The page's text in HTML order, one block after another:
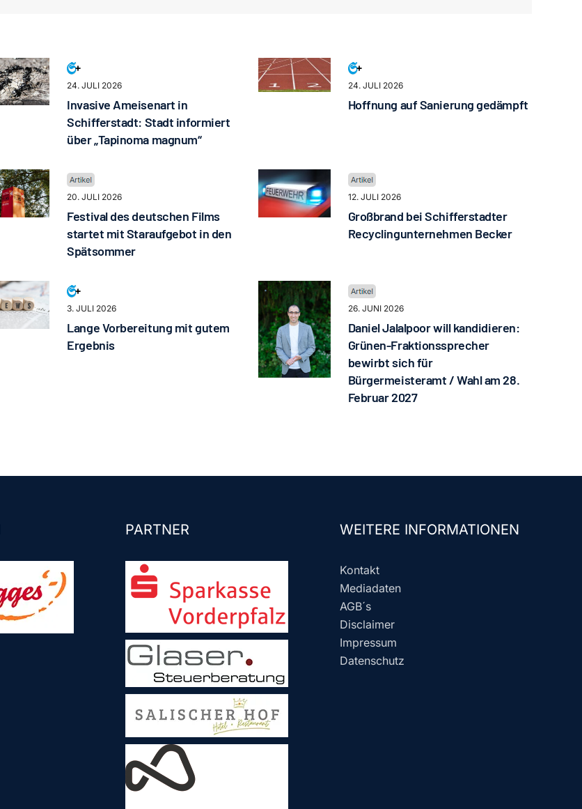
24. JULI 2026
Invasive Ameisenart in
Schifferstadt: Stadt informiert
über „Tapinoma magnum“
24. JULI 2026
Hoffnung auf Sanierung gedämpft
20. JULI 2026
Festival des deutschen Films
startet mit Staraufgebot in den
Spätsommer
12. JULI 2026
Großbrand bei Schifferstadter
Recyclingunternehmen Becker
3. JULI 2026
Lange Vorbereitung mit gutem
Ergebnis
26. JUNI 2026
Daniel Jalalpoor will kandidieren:
Grünen-Fraktionssprecher
bewirbt sich für
Bürgermeisteramt / Wahl am 28.
Februar 2027
PARTNER WEITERE INFORMATIONEN
Kontakt
Mediadaten
AGB´s
Disclaimer
Impressum
Datenschutz